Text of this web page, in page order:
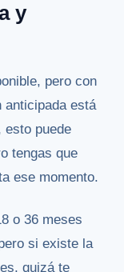
y
pero con
anticipada está
esto puede
tengas que
ese momento.
o 36 meses
si existe la
quizá te